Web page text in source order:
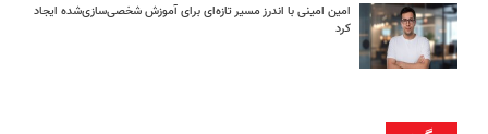
امین امینی با اندرز مسیر تازه‌ای برای آموزش شخصی‌سازی‌شده ایجاد
کرد